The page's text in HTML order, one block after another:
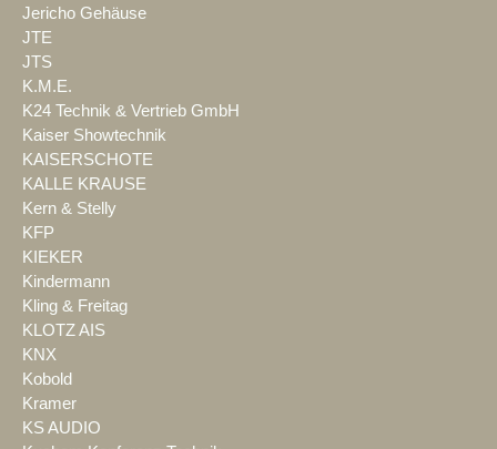
Jericho Gehäuse
JTE
JTS
K.M.E.
K24 Technik & Vertrieb GmbH
Kaiser Showtechnik
KAISERSCHOTE
KALLE KRAUSE
Kern & Stelly
KFP
KIEKER
Kindermann
Kling & Freitag
KLOTZ AIS
KNX
Kobold
Kramer
KS AUDIO